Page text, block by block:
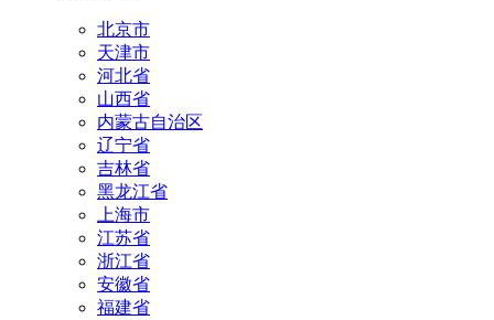
北京市
天津市
河北省
山西省
内蒙古自治区
辽宁省
吉林省
黑龙江省
上海市
江苏省
浙江省
安徽省
福建省